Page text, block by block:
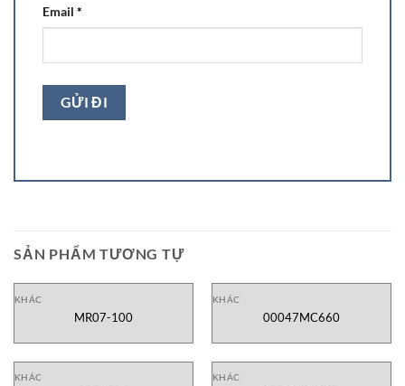
Email *
SẢN PHẨM TƯƠNG TỰ
KHÁC
MR07-100
KHÁC
00047MC660
KHÁC KHÁC